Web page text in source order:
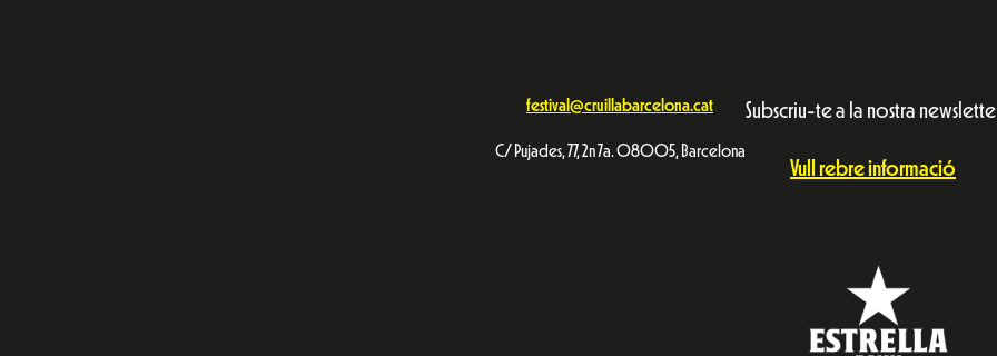
festival@cruillabarcelona.cat
C/ Pujades, 77, 2n 7a. 08005, Barcelona
Subscriu-te a la nostra
Vull rebre informació